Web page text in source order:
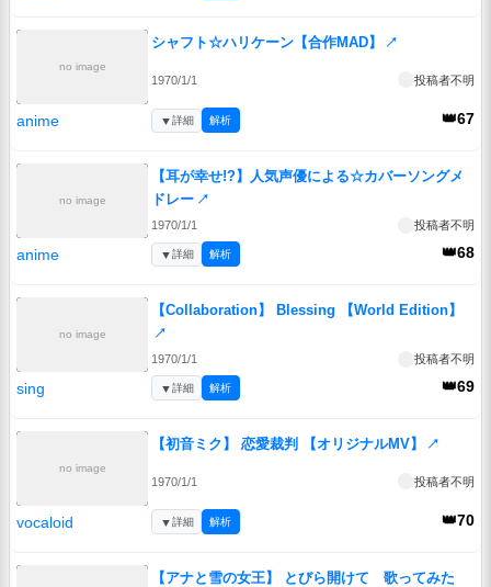
no image
シャフト☆ハリケーン【合作MAD】 ↗
1970/1/1 投稿者不明
anime 👑67
▼詳細 解析
no image
【耳が幸せ!?】人気声優による☆カバーソングメ
ドレー ↗
1970/1/1 投稿者不明
anime 👑68
▼詳細 解析
no image
【Collaboration】 Blessing 【World Edition】
↗
1970/1/1 投稿者不明
sing 👑69
▼詳細 解析
no image
【初音ミク】 恋愛裁判 【オリジナルMV】 ↗
1970/1/1 投稿者不明
vocaloid 👑70
▼詳細 解析
【アナと雪の女王】 とびら開けて 歌ってみた